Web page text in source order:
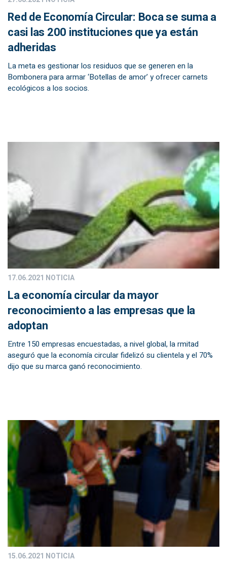
Red de Economía Circular: Boca se suma a
casi las 200 instituciones que ya están
adheridas
La meta es gestionar los residuos que se generen en la
Bombonera para armar ‘Botellas de amor’ y ofrecer carnets
ecológicos a los socios.
17.06.2021 NOTICIA
La economía circular da mayor
reconocimiento a las empresas que la
adoptan
Entre 150 empresas encuestadas, a nivel global, la rmitad
aseguró que la economía circular fidelizó su clientela y el 70%
dijo que su marca ganó reconocimiento.
15.06.2021 NOTICIA